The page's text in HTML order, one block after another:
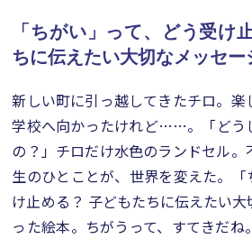
「ちがい」って、どう受け
ちに伝えたい大切なメッセー
新しい町に引っ越してきたチロ。
学校へ向かったけれど……。「どう
の？」チロだけ水色のランドセル
生のひとことが、世界を変えた。
け止める？ 子どもたちに伝えたい
った絵本。ちがうって、すてきだ